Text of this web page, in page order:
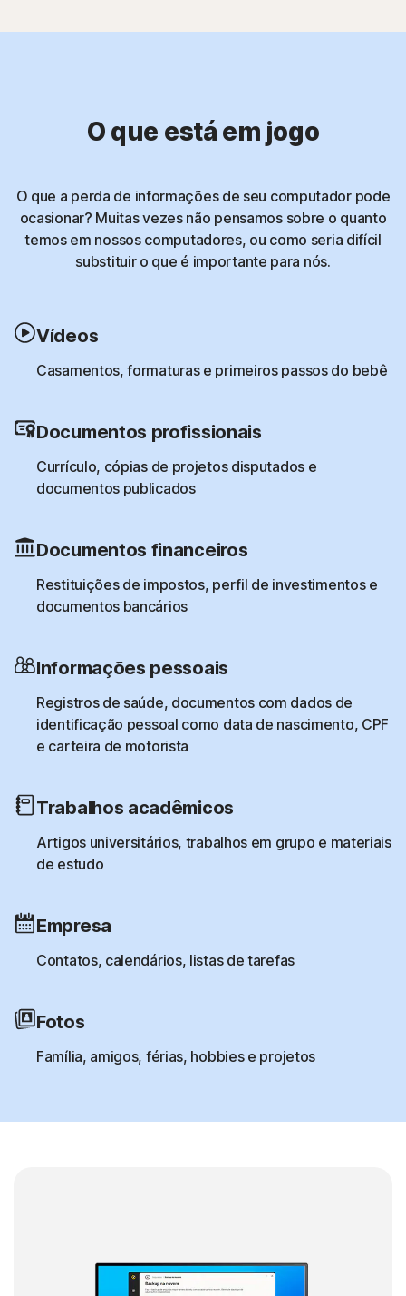
O que está em jogo
O que a perda de informações de seu computador pode
ocasionar? Muitas vezes não pensamos sobre o quanto
temos em nossos computadores, ou como seria difícil
substituir o que é importante para nós.
Vídeos
Casamentos, formaturas e primeiros passos do bebê
Documentos profissionais
Currículo, cópias de projetos disputados e
documentos publicados
Documentos financeiros
Restituições de impostos, perfil de investimentos e
documentos bancários
Informações pessoais
Registros de saúde, documentos com dados de
identificação pessoal como data de nascimento, CPF
e carteira de motorista
Trabalhos acadêmicos
Artigos universitários, trabalhos em grupo e materiais
de estudo
Empresa
Contatos, calendários, listas de tarefas
Fotos
Família, amigos, férias, hobbies e projetos